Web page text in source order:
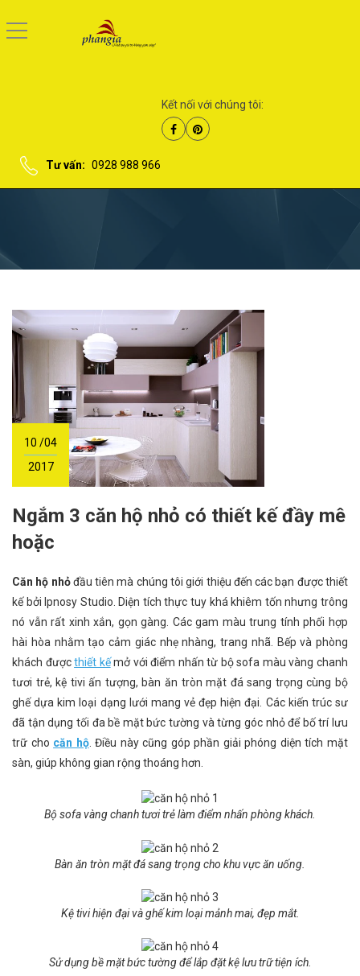
Kết nối với chúng tôi:
Tư vấn: 0928 988 966
10 /04
2017
Ngắm 3 căn hộ nhỏ có thiết kế đầy mê
hoặc
Căn hộ nhỏđầu tiên mà chúng tôi giới thiệu đến các bạn được thiết
kế bởi Ipnosy Studio. Diện tích thực tuy khá khiêm tốn nhưng trông
nó vẫn rất xinh xắn, gọn gàng. Các gam màu trung tính phối hợp
hài hòa nhằm tạo cảm giác nhẹ nhàng, trang nhã. Bếp và phòng
khách đượcthiết kếmở với điểm nhấn từ bộ sofa màu vàng chanh
tươi trẻ, kệ tivi ấn tượng, bàn ăn tròn mặt đá sang trọng cùng bộ
ghế dựa kim loại dạng lưới mang vẻ đẹp hiện đại. Các kiến trúc sư
đã tận dụng tối đa bề mặt bức tường và từng góc nhỏ để bố trí lưu
trữ cho căn hộ. Điều này cũng góp phần giải phóng diện tích mặt
sàn, giúp không gian rộng thoáng hơn.
Bộ sofa vàng chanh tươi trẻ làm điểm nhấn phòng khách.
Bàn ăn tròn mặt đá sang trọng cho khu vực ăn uống.
Kệ tivi hiện đại và ghế kim loại mảnh mai, đẹp mắt.
Sử dụng bề mặt bức tường để lắp đặt kệ lưu trữ tiện ích.